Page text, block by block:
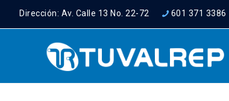
Dirección: Av. Calle 13 No. 22-72 601 371 3386